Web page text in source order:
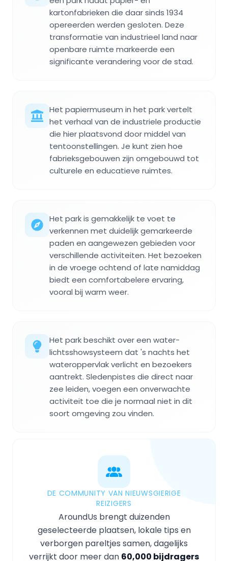
kartonfabrieken die daar sinds 1934
opereerden werden gesloten. Deze
transformatie van industrieel land naar
openbare ruimte markeerde een
significante verandering voor de stad.
Het papiermuseum in het park vertelt
het verhaal van de industriele productie
die hier plaatsvond door middel van
tentoonstellingen. Je kunt zien hoe
fabrieksgebouwen zijn omgebouwd tot
culturele en educatieve ruimtes.
Het park is gemakkelijk te voet te
verkennen met duidelijk gemarkeerde
paden en aangewezen gebieden voor
verschillende activiteiten. Het bezoeken
in de vroege ochtend of late namiddag
biedt een comfortabelere ervaring,
vooral bij warm weer.
Het park beschikt over een water-
lichtsshowsysteem dat 's nachts het
wateroppervlak verlicht en bezoekers
aantrekt. Sledenpistes die direct naar
zee leiden, voegen een onverwachte
activiteit toe die je normaal niet in dit
soort omgeving zou vinden.
DE COMMUNITY VAN NIEUWSGIERIGE
REIZIGERS
AroundUs brengt duizenden
geselecteerde plaatsen, lokale tips en
verborgen pareltjes samen, dagelijks
verrijkt door meer dan 60,000 bijdragers